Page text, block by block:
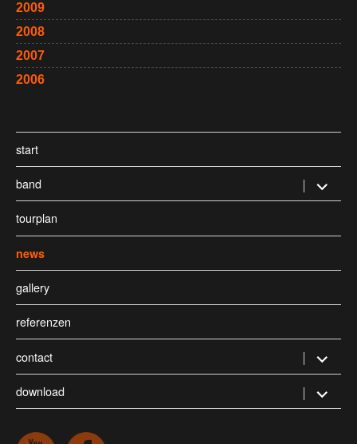
2009
2008
2007
2006
start
band
öffnen
tourplan
news
gallery
referenzen
contact
öffnen
download
öffnen